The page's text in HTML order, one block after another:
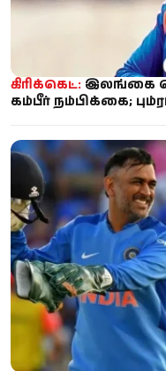
கிரிக்கெட்: இலங்கை
கம்பீர் நம்பிக்கை;